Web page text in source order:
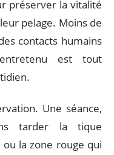
préserver la vitalité
pelage. Moins de
contacts humains
est tout
Une séance,
tarder la tique
la zone rouge qui